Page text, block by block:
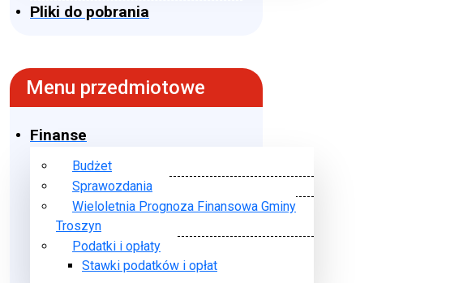
Pliki do pobrania
Menu przedmiotowe
Finanse
Budżet
Sprawozdania
Wieloletnia Prognoza Finansowa Gminy
Troszyn
Podatki i opłaty
Stawki podatków i opłat